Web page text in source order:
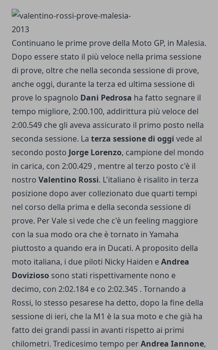
Continuano le prime prove della Moto GP, in Malesia.
Dopo essere stato il più veloce nella prima sessione
di prove, oltre che nella seconda sessione di prove,
anche oggi, durante la terza ed ultima sessione di
prove lo spagnolo Dani Pedrosa ha fatto segnare il
tempo migliore, 2:00.100, addirittura più veloce del
2:00.549 che gli aveva assicurato il primo posto nella
seconda sessione. La terza sessione di oggi vede al
secondo posto Jorge Lorenzo, campione del mondo
in carica, con 2:00.429 , mentre al terzo posto c'è il
nostro Valentino Rossi. L'italiano è risalito in terza
posizione dopo aver collezionato due quarti tempi
nel corso della prima e della seconda sessione di
prove. Per Vale si vede che c'è un feeling maggiore
con la sua modo ora che è tornato in Yamaha
piuttosto a quando era in Ducati. A proposito della
moto italiana, i due piloti Nicky Haiden eAndrea
Dovizioso sono stati rispettivamente nono e
decimo, con 2:02.184 e co 2:02.345 . Tornando a
Rossi, lo stesso pesarese ha detto, dopo la fine della
sessione di ieri, che la M1 è la sua moto e che già ha
fatto dei grandi passi in avanti rispetto ai primi
chilometri. Tredicesimo tempo perAndrea Iannone,